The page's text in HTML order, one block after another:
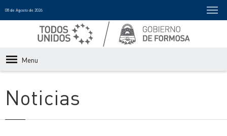
08 de Agosto de 2026
Menu
Noticias